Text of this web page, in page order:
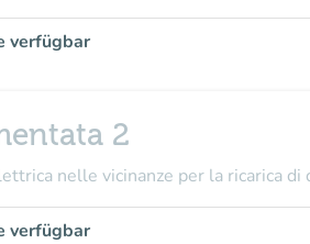
verfügbar
2
nelle vicinanze per la ricarica
verfügbar